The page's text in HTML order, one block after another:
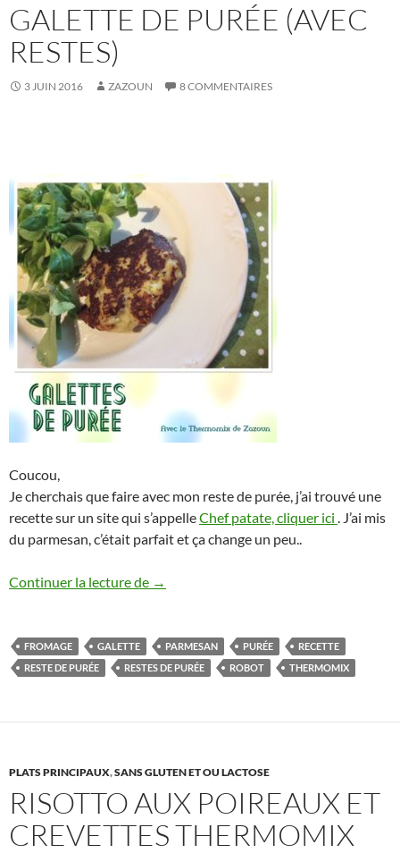
GALETTE DE PURÉE (AVEC
RESTES)
3 JUIN 2016 ZAZOUN 8 COMMENTAIRES
Coucou,
Je cherchais que faire avec mon reste de purée, j’ai trouvé une
recette sur un site qui s’appelleChef patate, cliquer ici . J’ai mis
du parmesan, c’était parfait et ça change un peu..
Continuer la lecture de Galette de purée (avec restes)
→
FROMAGE GALETTE PARMESAN PURÉE
RECETTE
RESTE DE PURÉE
RESTES DE PURÉE ROBOT THERMOMIX
PLATS PRINCIPAUX,SANS GLUTEN ET OU LACTOSE
RISOTTO AUX POIREAUX ET
CREVETTES THERMOMIX